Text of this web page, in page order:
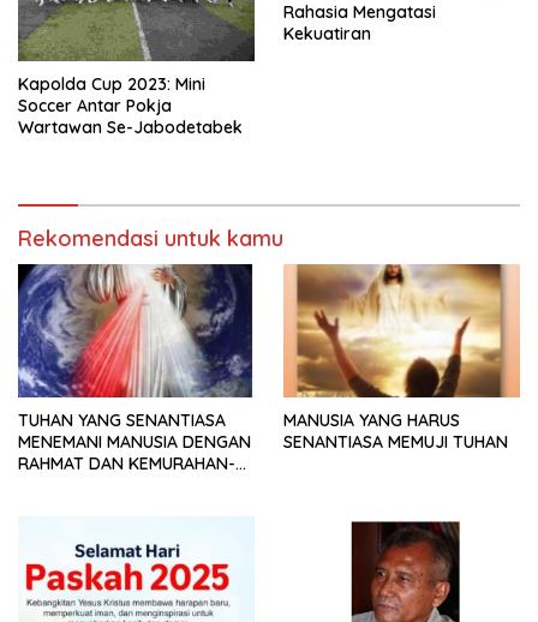
Kapolda Cup 2023: Mini
Soccer Antar Pokja
Wartawan Se-Jabodetabek
Rahasia Mengatasi
Kekuatiran
Rekomendasi untuk kamu
TUHAN YANG SENANTIASA
MENEMANI MANUSIA DENGAN
RAHMAT DAN KEMURAHAN-
MANUSIA YANG HARUS
SENANTIASA MEMUJI TUHAN